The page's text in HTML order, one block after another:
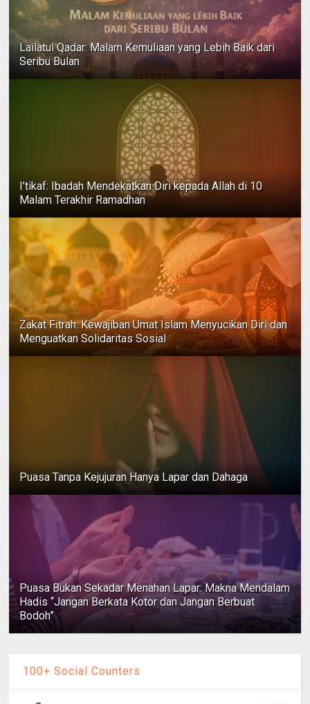
Lailatul Qadar: Malam Kemuliaan yang Lebih Baik dari
Seribu Bulan
I’tikaf: Ibadah Mendekatkan Diri kepada Allah di 10
Malam Terakhir Ramadhan
Zakat Fitrah: Kewajiban Umat Islam Menyucikan Diri dan
Menguatkan Solidaritas Sosial
Puasa Tanpa Kejujuran Hanya Lapar dan Dahaga
Puasa Bukan Sekadar Menahan Lapar: Makna Mendalam
Hadis “Jangan Berkata Kotor dan Jangan Berbuat
Bodoh”
100+ Social Counters